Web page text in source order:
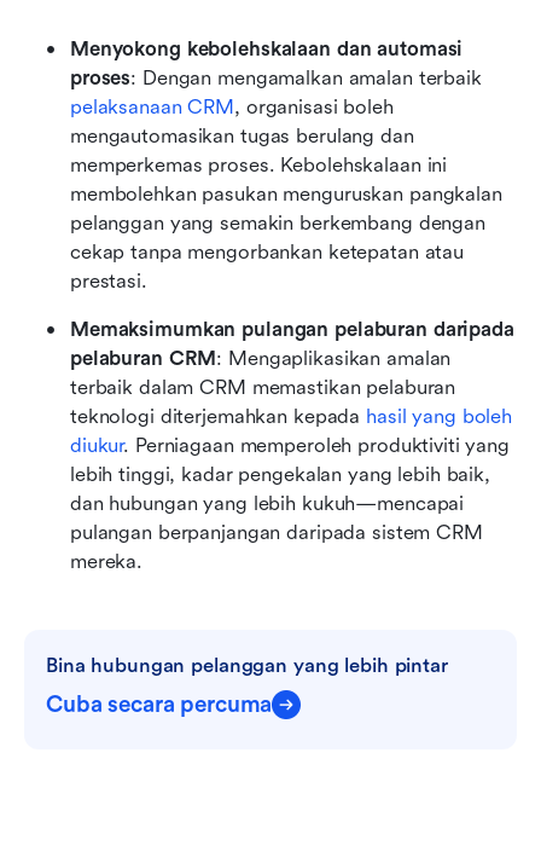
Menyokong kebolehskalaan dan automasi
proses
pelaksanaan CRM, organisasi boleh
mengautomasikan tugas berulang dan
memperkemas proses. Kebolehskalaan ini
membolehkan pasukan menguruskan pangkalan
pelanggan yang semakin berkembang dengan
cekap tanpa mengorbankan ketepatan atau
prestasi.
Memaksimumkan pulangan pelaburan daripada
pelaburan CRM: Mengaplikasikan amalan
terbaik dalam CRM memastikan pelaburan
teknologi diterjemahkan kepada hasil yang boleh
diukur. Perniagaan memperoleh produktiviti yang
lebih tinggi, kadar pengekalan yang lebih baik,
dan hubungan yang lebih kukuh—mencapai
pulangan berpanjangan daripada sistem CRM
mereka.
Bina hubungan pelanggan yang lebih pintar
Cuba secara percuma